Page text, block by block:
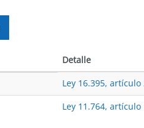
Detalle
Ley 16.395, artículo
Ley 11.764, artículo